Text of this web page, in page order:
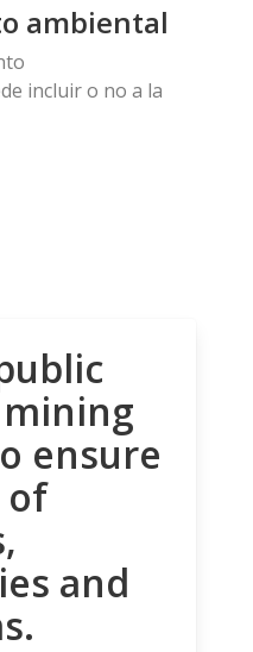
ambiental
incluir o no a la
ensure
of
and